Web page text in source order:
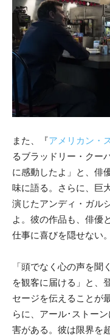
また、『アメリカン・
るブラッドリー・クー
に感動したよ」と、俳
味に語る。さらに、巨
演じたアンディ・ガル
よ。彼の作品も、俳優
仕事に喜びを隠せない。
「頭でなく心の声を
を観客に届ける」と、
セージを伝えることが
らに、アール･ストー
害がある。彼は限界を